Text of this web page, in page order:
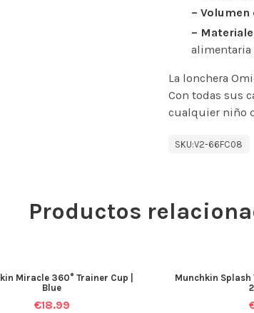
–
–
alimentaria
La lonchera
Con todas sus
cualquier niño
SKU:V2-66FC08
Productos
Miracle 360° Trainer Cup |
Blue
€18.99
Munchkin Splash